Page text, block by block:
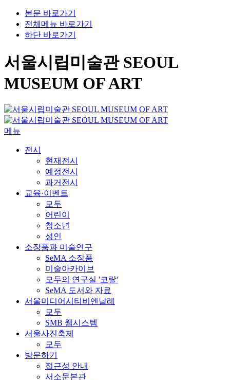
본문 바로가기
전체메뉴 바로가기
하단 바로가기
서울시립미술관 SEOUL
MUSEUM OF ART
메뉴
전시
현재전시
예정전시
과거전시
교육·이벤트
모두
어린이
청소년
성인
소장품과 미술연구
SeMA 소장품
미술아카이브
모두의 연구실 '코랄'
SeMA 도서와 자료
서울미디어시티비엔날레
모두
SMB 웹시스템
서울사진축제
모두
방문하기
접근성 안내
서소문본관